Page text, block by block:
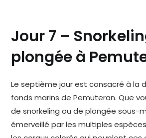
Jour 7 –
plongée à
Le septième jour est consacré à la
fonds marins de Pemuteran. Que
de snorkeling ou de plongée sous-
émerveillé par les multiples